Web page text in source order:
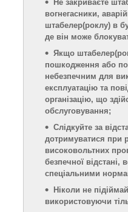
Не закриваєте
вогнегасники,
штабелер(роклу) в
де він може
Якщо штабелер
пошкодження або
небезпечним для
експлуатацію та
організацію, що
обслуговування;
Слідкуйте за
дотримуватися при
високовольтних
безпечної відстані,
спеціальними
Ніколи не
використовуючи